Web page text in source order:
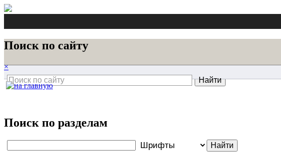
Поиск по сайту
×
Поиск по разделам